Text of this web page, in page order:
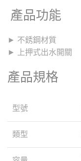
產品功能
► 不銹鋼材質
► 上押式出水開關
產品規格
型號
類型